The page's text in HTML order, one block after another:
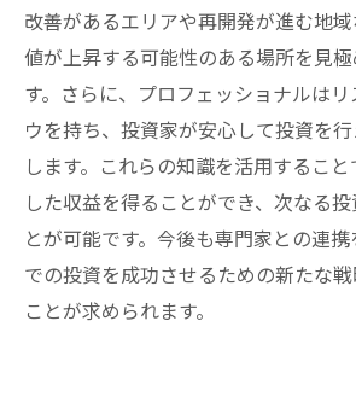
改善があるエリアや再開発が進む地
値が上昇する可能性のある場所を見
す。さらに、プロフェッショナルは
ウを持ち、投資家が安心して投資を
します。これらの知識を活用するこ
した収益を得ることができ、次なる
とが可能です。今後も専門家との連
での投資を成功させるための新たな
ことが求められます。